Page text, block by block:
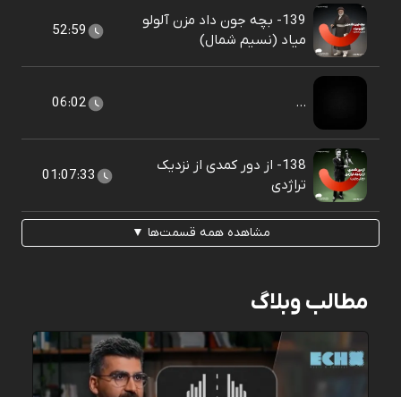
139- بچه جون داد مزن آلولو
میاد (نسیم شمال)
52:59
...
06:02
138- از دور کمدی از نزدیک
تراژدی
01:07:33
مشاهده همه قسمت‌ها ▼
مطالب وبلاگ